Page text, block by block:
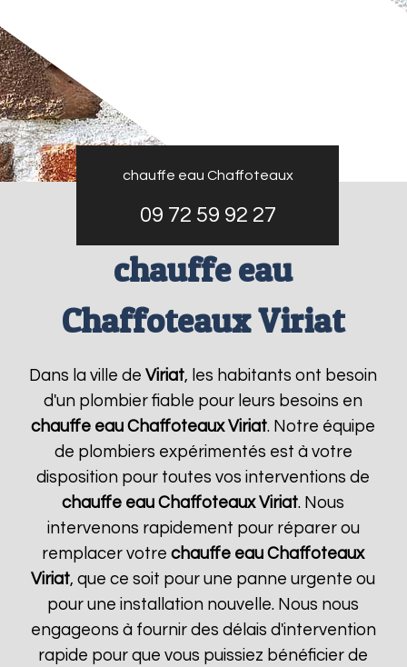
chauffe eau Chaffoteaux
09 72 59 92 27
chauffe eau
Chaffoteaux Viriat
Dans la ville deViriat, les habitants ont besoin
d'un plombier fiable pour leurs besoins en
chauffe eau Chaffoteaux Viriat. Notre équipe
de plombiers expérimentés est à votre
disposition pour toutes vos interventions de
chauffe eau Chaffoteaux Viriat. Nous
intervenons rapidement pour réparer ou
remplacer votrechauffe eau Chaffoteaux
Viriat, que ce soit pour une panne urgente ou
pour une installation nouvelle. Nous nous
engageons à fournir des délais d'intervention
rapide pour que vous puissiez bénéficier de